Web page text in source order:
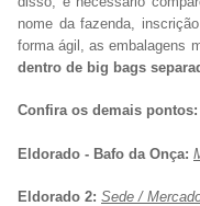
nome da fazenda,
forma ágil, as embalagens
dentro de big bags
Confira os demais pontos:
Eldorado - Bafo da Onça:
Eldorado 2: Sede /